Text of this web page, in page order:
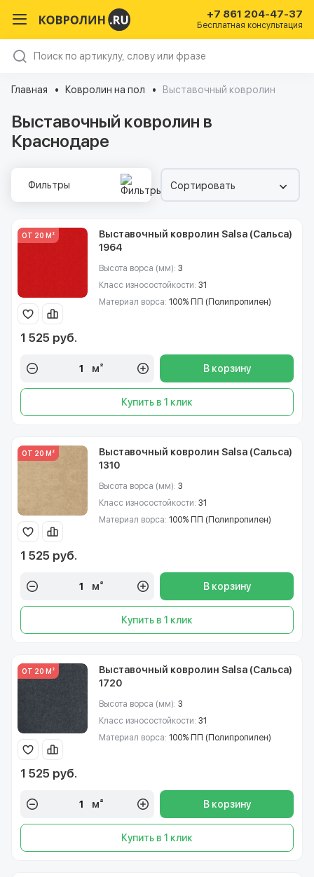
+7 861 204-47-37
Бесплатная консультация
Главная Ковролин на пол Выставочный ковролин
Выставочный ковролин в
Краснодаре
Фильтры Сортировать
ОТ 20 М²
Выставочный ковролин Salsa (Сальса)
1964
Высота ворса (мм): 3
Класс износостойкости: 31
Материал ворса: 100% ПП (Полипропилен)
1 525 руб.
м² В корзину
Купить в 1 клик
ОТ 20 М²
Выставочный ковролин Salsa (Сальса)
1310
Высота ворса (мм): 3
Класс износостойкости: 31
Материал ворса: 100% ПП (Полипропилен)
1 525 руб.
м² В корзину
Купить в 1 клик
ОТ 20 М²
Выставочный ковролин Salsa (Сальса)
1720
Высота ворса (мм): 3
Класс износостойкости: 31
Материал ворса: 100% ПП (Полипропилен)
1 525 руб.
м² В корзину
Купить в 1 клик